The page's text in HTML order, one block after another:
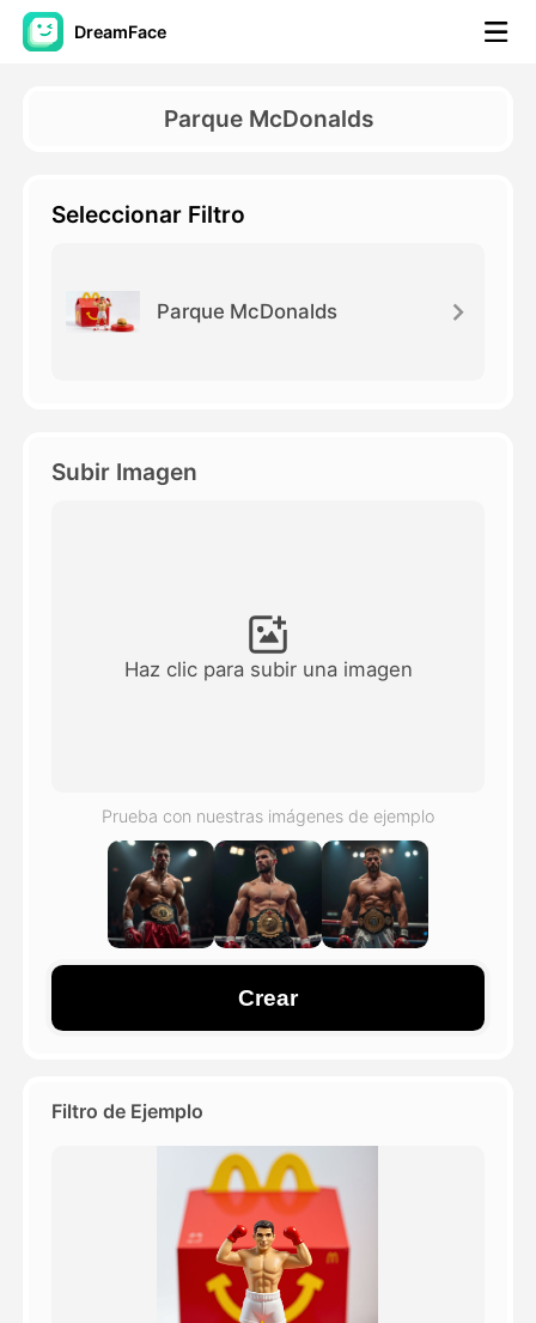
DreamFace
Herramientas de IA
Video de IA
Foto AI
Ver todas las plantillas
Blog
Parque McDonalds
Seleccionar Filtro
Parque McDonalds
Subir Imagen
Haz clic para subir una imagen
Prueba con nuestras imágenes de ejemplo
Crear
Filtro de Ejemplo